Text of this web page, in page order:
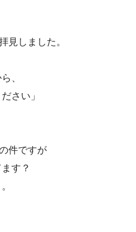
見しました。
、
さい」
件ですが
す？